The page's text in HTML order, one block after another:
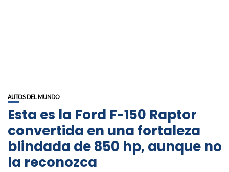
AUTOS DEL MUNDO
Esta es la Ford F-150 Raptor
convertida en una fortaleza
blindada de 850 hp, aunque no
la reconozca